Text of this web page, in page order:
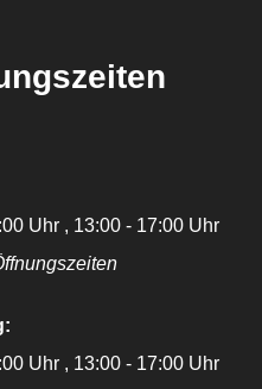
Uhr
13:00 - 17:00 Uhr
Uhr
13:00 - 17:00 Uhr